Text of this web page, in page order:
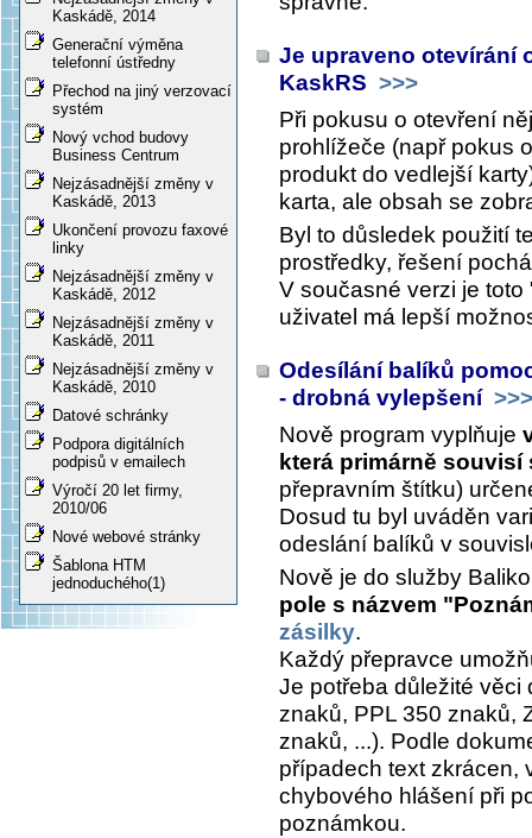
Kaskádě, 2014
Generační výměna
telefonní ústředny
Přechod na jiný verzovací
systém
Nový vchod budovy
Business Centrum
Nejzásadnější změny v
Kaskádě, 2013
Ukončení provozu faxové
linky
Nejzásadnější změny v
Kaskádě, 2012
Nejzásadnější změny v
Kaskádě, 2011
Nejzásadnější změny v
Kaskádě, 2010
Datové schránky
Podpora digitálních
podpisů v emailech
Výročí 20 let firmy,
2010/06
Nové webové stránky
Šablona HTM
jednoduchého(1)
Je upraveno otevírání
KaskRS >>>
Při pokusu o otevření
prohlížeče (např pokus
produkt do vedlejší
karta, ale obsah se
Byl to důsledek použití
prostředky, řešení
V současné verzi je
uživatel má lepší
Odesílání balíků
- drobná vylepšení >>>
Nově program vyplňuje
která primárně souvisí
přepravním štítku)
Dosud tu byl uváděn
odeslání balíků v
Nově je do služby
pole s názvem
zásilky.
Každý přepravce
Je potřeba důležité věci
znaků, PPL 350 znaků,
znaků, ...). Podle
případech text zkrácen,
chybového hlášení při
poznámkou.